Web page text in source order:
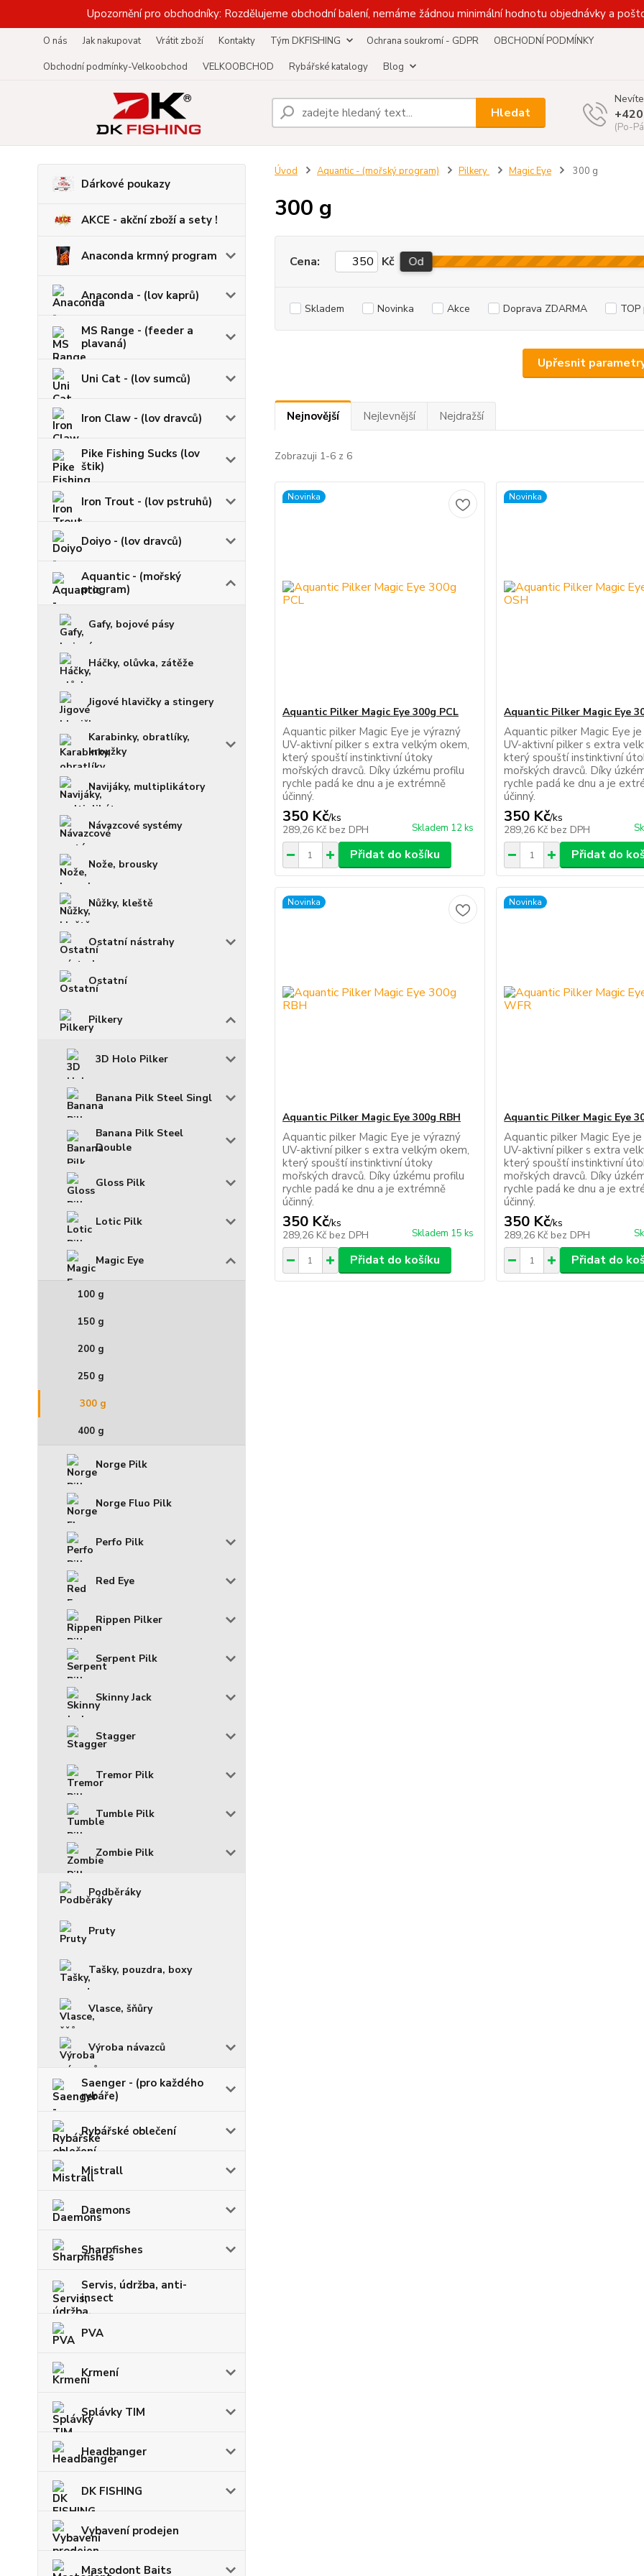
Upozornění pro obchodníky: Rozdělujeme obchodní balení, nemáme žádnou minimální hodnotu objednávky a
O nás Jak nakupovat Vrátit zboží Kontakty Tým DKFISHING Ochrana soukromí - GDPR
OBCHODNÍ PODMÍNKY
Obchodní podmínky-Velkoobchod
VELKOOBCHOD Rybářské katalogy Blog
Hledat
(Po-
Dárkové poukazy
AKCE - akční zboží a sety !
Anaconda krmný program
Anaconda - (lov kaprů)
MS Range - (feeder a
plavaná)
Uni Cat - (lov sumců)
Iron Claw - (lov dravců)
Pike Fishing Sucks (lov
štik)
Iron Trout - (lov pstruhů)
Doiyo - (lov dravců)
Aquantic - (mořský
program)
Gafy, bojové pásy
Háčky, olůvka, zátěže
Jigové hlavičky a stingery
Karabinky, obratlíky,
kroužky
Navijáky, multiplikátory
Návazcové systémy
Nože, brousky
Nůžky, kleště
Ostatní nástrahy
Ostatní
Pilkery
3D Holo Pilker
Banana Pilk Steel Singl
Banana Pilk Steel
Double
Gloss Pilk
Lotic Pilk
Magic Eye
100 g
150 g
200 g
250 g
300 g
400 g
Norge Pilk
Norge Fluo Pilk
Perfo Pilk
Red Eye
Rippen Pilker
Serpent Pilk
Skinny Jack
Stagger
Tremor Pilk
Tumble Pilk
Zombie Pilk
Podběráky
Pruty
Tašky, pouzdra, boxy
Vlasce, šňůry
Výroba návazců
Saenger - (pro každého
rybáře)
Rybářské oblečení
Mistrall
Daemons
Sharpfishes
Servis, údržba, anti-
insect
PVA
Krmení
Splávky TIM
Headbanger
DK FISHING
Vybavení prodejen
Mastodont Baits
Úvod Aquantic - (mořský program) Pilkery Magic Eye 300 g
300 g
Upřesnit
Cena: Kč Od
Skladem Novinka Akce Doprava ZDARMA
Nejnovější Nejlevnější Nejdražší
Zobrazuji 1-6 z 6
Novinka
Aquantic Pilker Magic Eye 300g PCL
Aquantic pilker Magic Eye je výrazný
UV-aktivní pilker s extra velkým okem,
který spouští instinktivní útoky
mořských dravců. Díky úzkému profilu
rychle padá ke dnu a je extrémně
účinný.
350 Kč/ks
289,26 Kč bez DPH Skladem 12 ks
Přidat do košíku
Novinka
Aquantic Pilker Magic Eye
Aquantic pilker Magic Eye
UV-aktivní pilker s extra
který spouští instinktivní
mořských dravců. Díky
rychle padá ke dnu a je
účinný.
350 Kč/ks
289,26 Kč bez DPH
Přidat do
Novinka
Aquantic Pilker Magic Eye 300g RBH
Aquantic pilker Magic Eye je výrazný
UV-aktivní pilker s extra velkým okem,
který spouští instinktivní útoky
mořských dravců. Díky úzkému profilu
rychle padá ke dnu a je extrémně
účinný.
350 Kč/ks
289,26 Kč bez DPH Skladem 15 ks
Přidat do košíku
Novinka
Aquantic Pilker Magic Eye
Aquantic pilker Magic Eye
UV-aktivní pilker s extra
který spouští instinktivní
mořských dravců. Díky
rychle padá ke dnu a je
účinný.
350 Kč/ks
289,26 Kč bez DPH
Přidat do